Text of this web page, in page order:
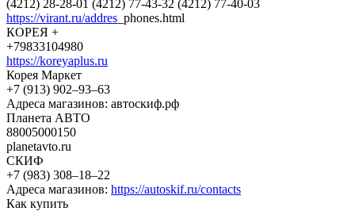
(4212) 28-28-01 (4212) 77-43-32 (4212) 77-40-03
https://virant.ru/addres _phones.html
КОРЕЯ +
+79833104980
https://koreyaplus.ru
Корея Маркет
+7 (913) 902‒93‒63
Адреса магазинов: автоскиф.рф
Планета АВТО
88005000150
planetavto.ru
СКИФ
+7 (983) 308‒18‒22
Адреса магазинов: https://autoskif.ru/contacts
Как купить